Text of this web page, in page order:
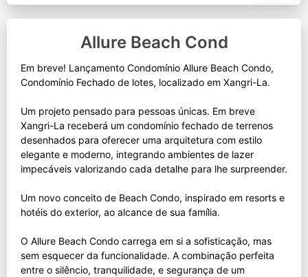
Allure Beach Cond
Em breve! Lançamento Condomínio Allure Beach Condo,
Condomínio Fechado de lotes, localizado em Xangri-La.
Um projeto pensado para pessoas únicas. Em breve
Xangri-La receberá um condomínio fechado de terrenos
desenhados para oferecer uma arquitetura com estilo
elegante e moderno, integrando ambientes de lazer
impecáveis valorizando cada detalhe para lhe surpreender.
Um novo conceito de Beach Condo, inspirado em resorts e
hotéis do exterior, ao alcance de sua família.
O Allure Beach Condo carrega em si a sofisticação, mas
sem esquecer da funcionalidade. A combinação perfeita
entre o silêncio, tranquilidade, e segurança de um